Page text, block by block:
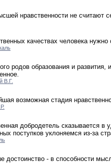
нравственности не считают
качествах человека
родов образования и
В.Г.
возможная стадия
добродетель сказывается
поступков уклоняемся из-за
достоинство - в способности